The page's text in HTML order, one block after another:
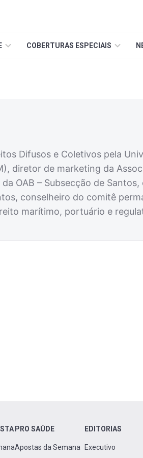
COBERTURAS ESPECIAIS
Difusos e Coletivos pela
diretor de marketing da
OAB – Subsecção de
conselheiro do comitê
marítimo, portuário e
PRO SAÚDE
Apostas da Semana
EDITORIAS
Executivo